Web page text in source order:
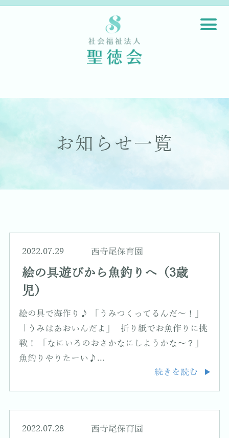
お知らせ一覧
2022.07.29 西寺尾保育園
絵の具遊びから魚釣りへ（3歳
児）
絵の具で海作り♪ 「うみつくってるんだ～！」
「うみはあおいんだよ」 折り紙でお魚作りに挑
戦！ 「なにいろのおさかなにしようかな～？」
魚釣りやりたーい♪...
続きを読む
2022.07.28 西寺尾保育園